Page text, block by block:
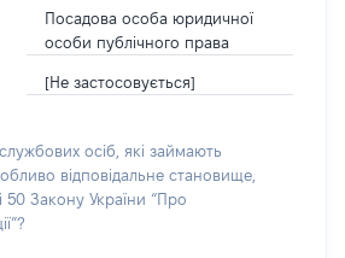
Посадова особа юридичної
особи публічного права
[Не застосовується]
осіб, які займають
відповідальне становище,
50 Закону України “Про